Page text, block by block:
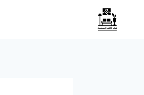
المحتوى